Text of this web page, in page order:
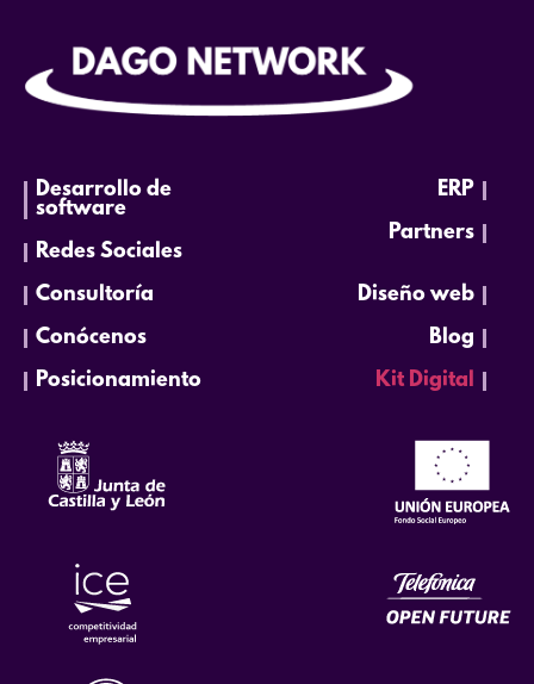
Desarrollo de
software
Redes Sociales
ERP
Partners
Consultoría
Conócenos
Posicionamiento
Diseño web
Blog
Kit Digital